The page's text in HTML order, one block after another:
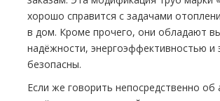
хорошо справится с задачами
в дом. Кроме прочего, они обладают
надёжности, энергоэффективностью и
безопасны.
Если же говорить непосредственно об